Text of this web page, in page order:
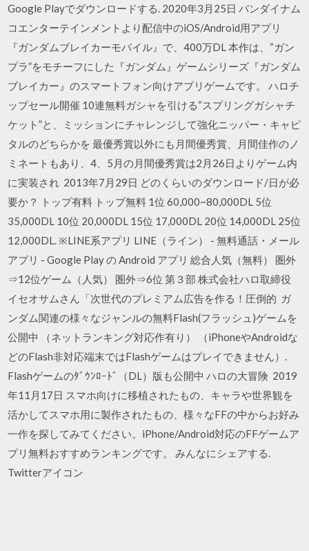
Google Playでダウンロードする. 2020年3月25日 バンダイナム
コエンターテインメントより配信中のiOS/Android用アプリ
『ガンダムブレイカーモバイル』で、400万DL 本作は、“ガン
プラ”をモチーフにした『ガンダム』ゲームシリーズ『ガンダム
ブレイカー』のスマートフォン向けアプリゲームです。 ハロチ
ップセール開催 10連無料ガシャを引ける“スプリングガシャチ
ケット”と、ミッションにチャレンジして強化ニッパー・キャピ
タルのどちらかを 最優秀賞以外にも月間優秀賞、月間佳作のノ
ミネートもあり、4、5月の月間優秀賞は2月26日よりゲーム内
に実装され 2013年7月29日 どのくらいのダウンロード/日が必
要か？ トップ有料 トップ無料 1位 60,000~80,000DL 5位
35,000DL 10位 20,000DL 15位 17,000DL 20位 14,000DL 25位
12,000DL. ※LINE系アプリ LINE（ライン） - 無料通話・メール
アプリ - Google Play の Android アプリ 総合人気（無料） 圏外
⇒12位ゲーム（人気） 圏外⇒6位 第３部 株式会社ハロ取締役
イセオサムさん「次世代のプレミアム広告を作る！圧倒的 ガ
ンダム関連の様々なジャンルの無料Flash(フラッシュ)ゲームを
公開中 （ネットランキング対応作有り） （iPhoneやAndroidな
どのFlash非対応端末ではFlashゲームはプレイできません）.
Flashゲームのﾀﾞｳﾝﾛｰﾄﾞ（DL）版も公開中 ハロの大冒険 2019
年11月17日 スマホ向けに移植されたもの、キャラや世界観を
活かしてスマホ用に製作されたもの、様々なFFの中からお好み
一作を探してみてください。iPhone/Android対応のFFゲームア
プリ無料おすすめランキングです。 みんなにシェアする.
Twitterアイコン